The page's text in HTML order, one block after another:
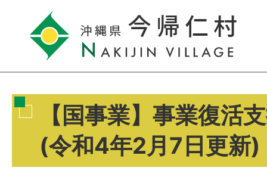
【国事業】事業復活
(令和4年2月7日更新)